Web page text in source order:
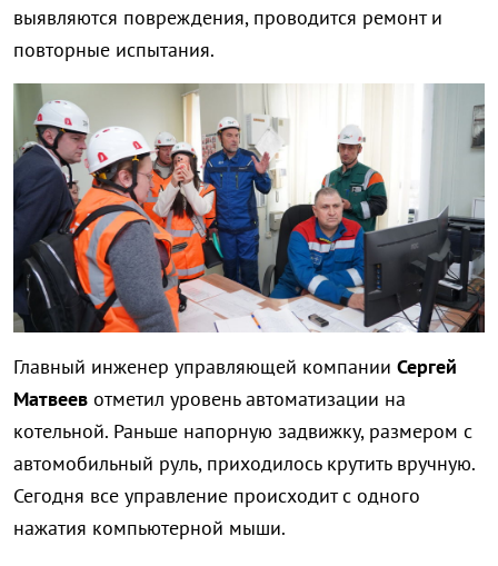
выявляются повреждения, проводится ремонт и
повторные испытания.
Главный инженер управляющей компании Сергей
Матвеев отметил уровень автоматизации на
котельной. Раньше напорную задвижку, размером с
автомобильный руль, приходилось крутить вручную.
Сегодня все управление происходит с одного
нажатия компьютерной мыши.